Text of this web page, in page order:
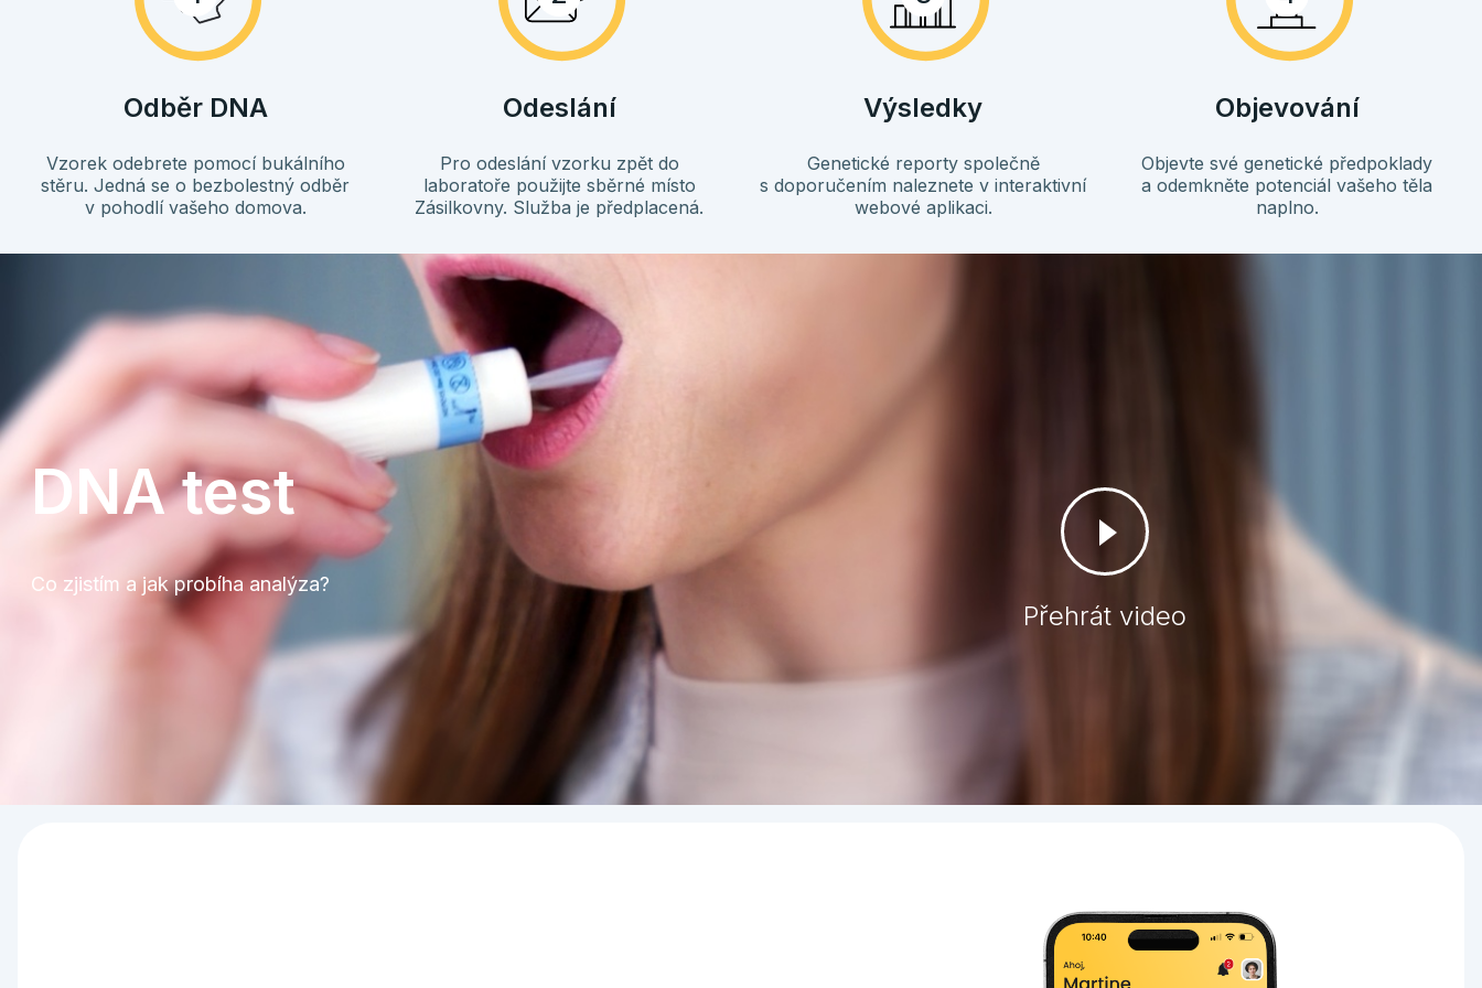
Odběr DNA
Vzorek odebrete pomocí bukálního
stěru. Jedná se o bezbolestný odběr
v pohodlí vašeho domova.
Odeslání
Pro odeslání vzorku zpět do
laboratoře použijte sběrné místo
Zásilkovny. Služba je předplacená.
Výsledky
Genetické reporty společně
s doporučením naleznete v interaktivní
webové aplikaci.
Objevování
Objevte své genetické předpoklady
a odemkněte potenciál vašeho těla
naplno.
DNA test
Co zjistím a jak probíha analýza?
Přehrát video